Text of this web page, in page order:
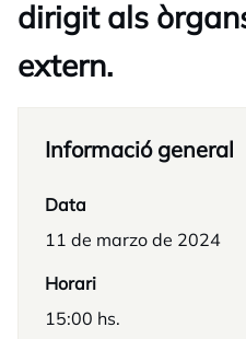
dirigit als
extern.
Informació general
Data
11 de marzo de 2024
Horari
15:00 hs.